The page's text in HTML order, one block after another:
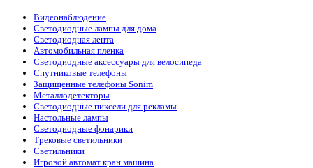
Видеонаблюдение
Светодиодные лампы для дома
Светодиодная лента
Автомобильная пленка
Светодиодные аксессуары для велосипеда
Спутниковые телефоны
Защищенные телефоны Sonim
Металлодетекторы
Светодиодные пиксели для рекламы
Настольные лампы
Светодиодные фонарики
Трековые светильники
Светильники
Игровой автомат кран машина